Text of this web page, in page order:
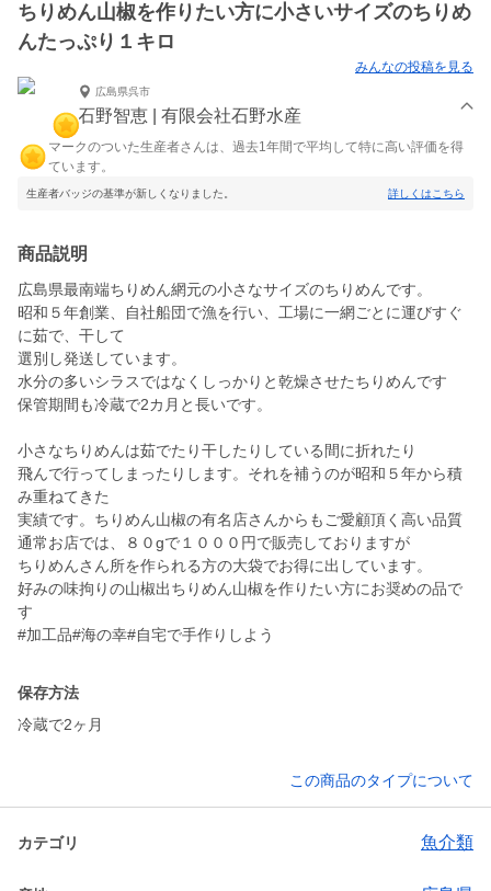
ちりめん山椒を作りたい方に小さいサイズのちりめ
んたっぷり１キロ
みんなの投稿を見る
広島県呉市
石野智恵 | 有限会社石野水産
マークのついた生産者さんは、過去1年間で平均して特に高い評価を得
ています。
生産者バッジの基準が新しくなりました。 詳しくはこちら
商品説明
広島県最南端ちりめん網元の小さなサイズのちりめんです。
昭和５年創業、自社船団で漁を行い、工場に一網ごとに運びすぐ
に茹で、干して
選別し発送しています。
水分の多いシラスではなくしっかりと乾燥させたちりめんです
保管期間も冷蔵で2カ月と長いです。
小さなちりめんは茹でたり干したりしている間に折れたり
飛んで行ってしまったりします。それを補うのが昭和５年から積
み重ねてきた
実績です。ちりめん山椒の有名店さんからもご愛顧頂く高い品質
通常お店では、８０gで１０００円で販売しておりますが
ちりめんさん所を作られる方の大袋でお得に出しています。
好みの味拘りの山椒出ちりめん山椒を作りたい方にお奨めの品で
す
#加工品#海の幸#自宅で手作りしよう
保存方法
冷蔵で2ヶ月
この商品のタイプについて
カテゴリ 魚介類